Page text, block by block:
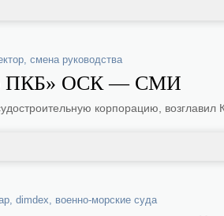
, смена руководства
ПКБ» ОСК — СМИ
корпорацию, возглавил
, dimdex, военно-морские суда